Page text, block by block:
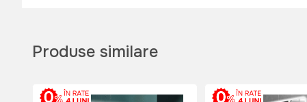
Nu e disponibil
Sî: 08:00-17:00
Produse similare